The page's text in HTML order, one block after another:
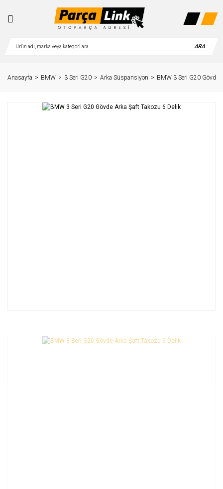
ARA
Anasayfa BMW 3 Seri G20 Arka Süspansiyon BMW 3 Seri G20 Gövde